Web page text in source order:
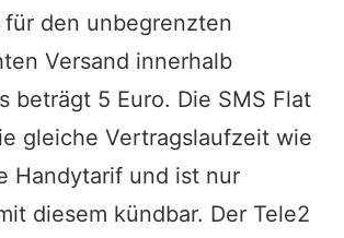
für den unbegrenzten
Versand innerhalb
beträgt 5 Euro. Die SMS Flat
gleiche Vertragslaufzeit wie
Handytarif und ist nur
diesem kündbar. Der Tele2